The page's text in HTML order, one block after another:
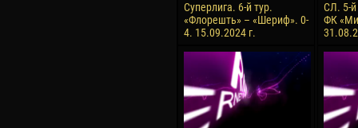
Суперлига. 6-й тур.
«Флорешть» – «Шериф». 0-
4. 15.09.2024 г.
СЛ. 5-
ФК